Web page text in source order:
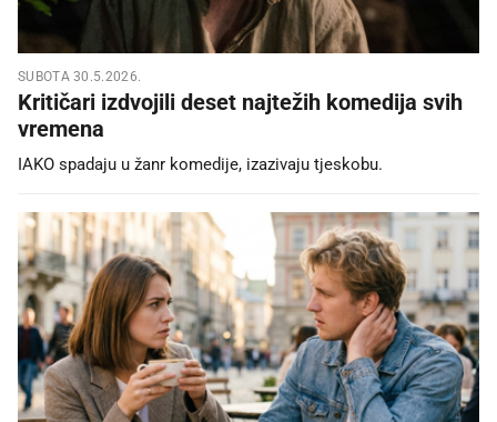
SUBOTA 30.5.2026.
Kritičari izdvojili deset najtežih komedija svih
vremena
IAKO spadaju u žanr komedije, izazivaju tjeskobu.